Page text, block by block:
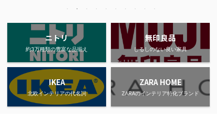
ニトリ
約3万種類の豊富な品揃え
無印良品
しるしのない良い家具
IKEA
北欧インテリアの代名詞
ZARA HOME
ZARAのインテリア特化ブランド